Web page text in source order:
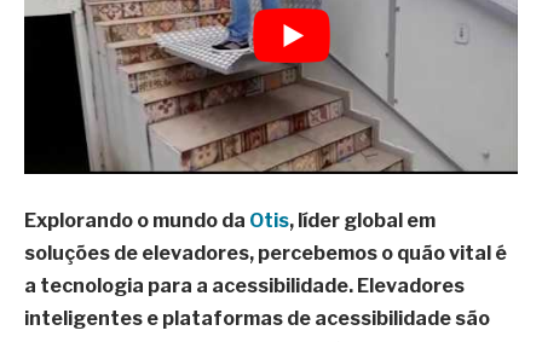
Explorando o mundo da Otis, líder global em
soluções de elevadores, percebemos o quão vital é
a tecnologia para a acessibilidade. Elevadores
inteligentes e plataformas de acessibilidade são